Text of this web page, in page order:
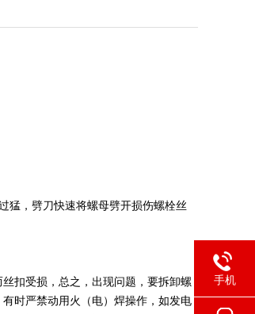
猛，劈刀快速将螺母劈开损伤螺栓丝
扣受损，总之，出现问题，要拆卸螺
时严禁动用火（电）焊操作，如发电
手机